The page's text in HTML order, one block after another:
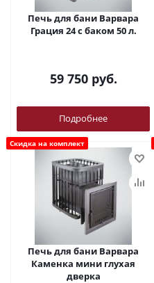
Печь для бани Варвара
Грация 24 с баком 50 л.
59 750руб.
Подробнее
Скидка на комплект
Печь для бани Варвара
Каменка мини глухая
дверка